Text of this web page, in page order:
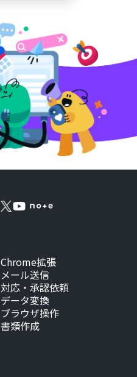
Chrome拡張
メール送信
対応・承認依頼
データ変換
ブラウザ操作
書類作成